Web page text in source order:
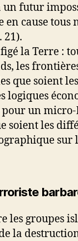
un futur
cause tous
21).
la Terre :
les
que soient
logiques
un
soient les
sur
les groupes
la